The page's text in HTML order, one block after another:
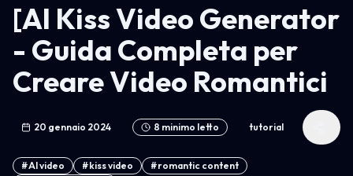
[AI Kiss Video Generator
- Guida Completa per
Creare Video Romantici
20 gennaio 2024 8 minimo letto tutorial
#AI video #kiss video #romantic content